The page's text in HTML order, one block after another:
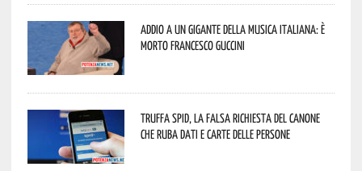
Addio a un gigante della musica italiana: è
morto Francesco Guccini
Truffa Spid, la falsa richiesta del canone
che ruba dati e carte delle persone